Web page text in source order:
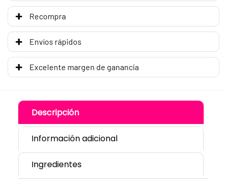
Recompra
Envíos rápidos
Excelente margen de ganancia
Descripción
Información adicional
Ingredientes